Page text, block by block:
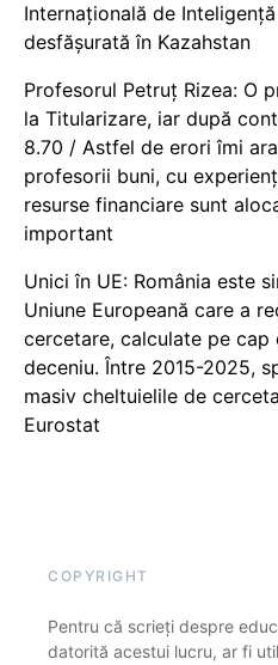
Internațională de
desfășurată în Kazahstan
Profesorul Petruț Rizea: O
la Titularizare, iar după
8.70 / Astfel de erori îmi
profesorii buni, cu
resurse financiare sunt
important
Unici în UE: România este
Uniune Europeană care a
cercetare, calculate pe
deceniu. Între 2015-2025,
masiv cheltuielile de
Eurostat
COPYRIGHT
Pentru că scrieți despre
datorită acestui lucru, ar fi